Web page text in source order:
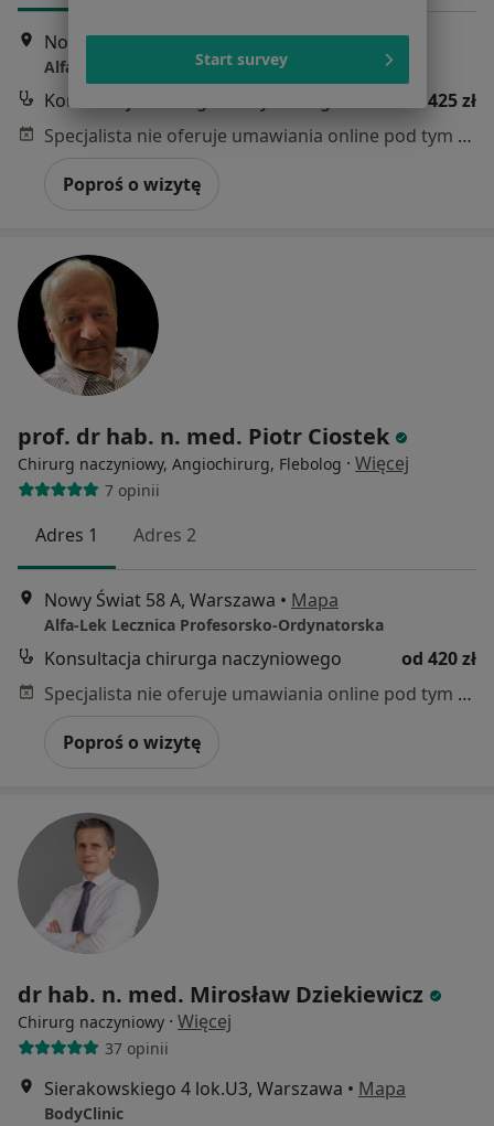
Nowy Świat 58 A, Warszawa•Mapa
Alfa-Lek Lecznica Profesorsko-Ordynatorska
Konsultacja chirurga naczyniowego
od 425 zł
Specjalista nie oferuje umawiania online pod tym adresem.
Poproś o wizytę
prof. dr hab. n. med. Piotr Ciostek
Chirurg naczyniowy, Angiochirurg, Flebolog · Więcej
7 opinii
Adres 1 Adres 2
Nowy Świat 58 A, Warszawa • Mapa
Alfa-Lek Lecznica Profesorsko-Ordynatorska
Konsultacja chirurga naczyniowego
od 420 zł
Specjalista nie oferuje umawiania online pod tym adresem.
Poproś o wizytę
dr hab. n. med. Mirosław Dziekiewicz
Chirurg naczyniowy · Więcej
37 opinii
Sierakowskiego 4 lok.U3, Warszawa • Mapa
BodyClinic
Start survey